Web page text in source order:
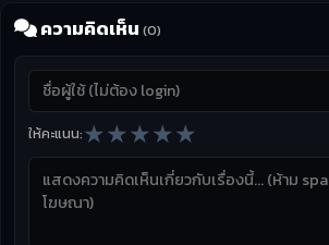
ความคิดเห็น (0)
ให้คะแนน:★★★★★